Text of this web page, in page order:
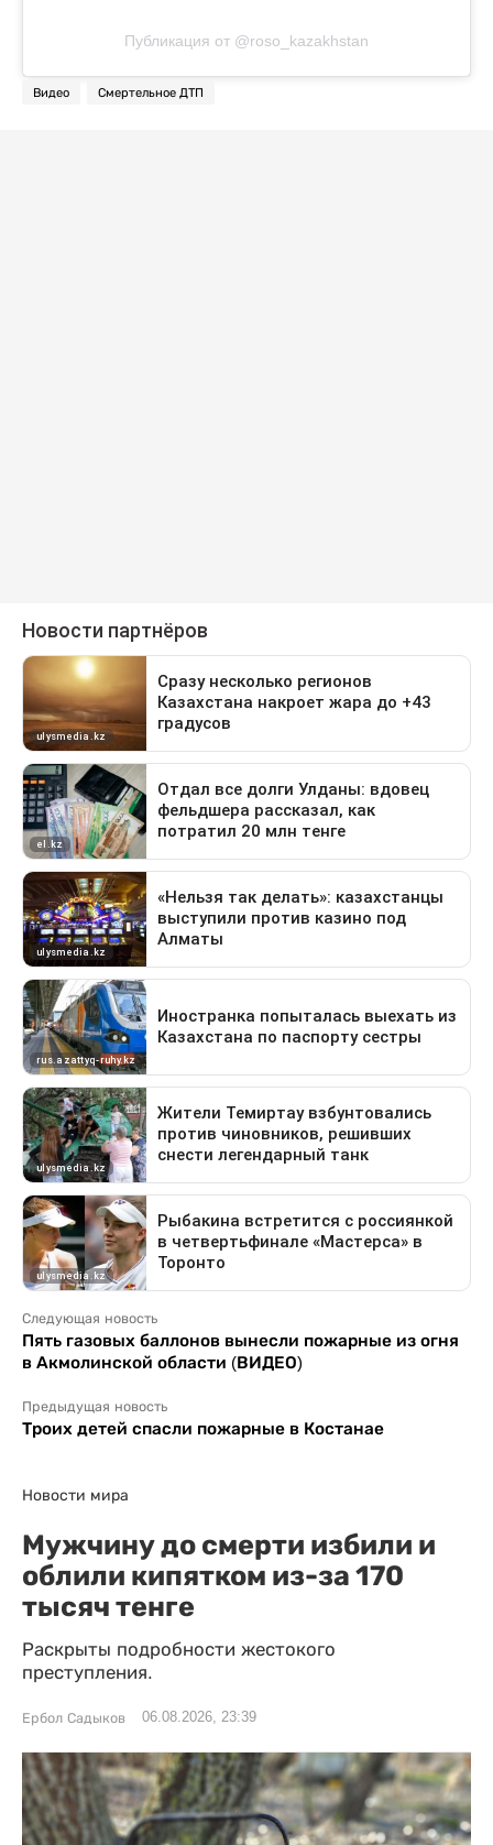
Публикация от @roso_kazakhstan
Видео Смертельное ДТП
Следующая новость
Пять газовых баллонов вынесли пожарные из огня
в Акмолинской области (ВИДЕО)
Предыдущая новость
Троих детей спасли пожарные в Костанае
Новости мира
Мужчину до смерти избили и
облили кипятком из-за 170
тысяч тенге
Раскрыты подробности жестокого
преступления.
Ербол Садыков 06.08.2026, 23:39